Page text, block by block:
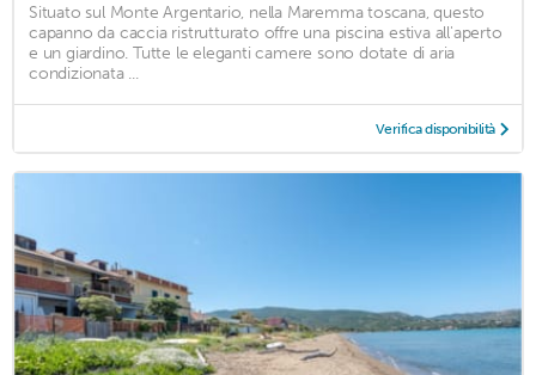
Situato sul Monte Argentario, nella Maremma toscana, questo
capanno da caccia ristrutturato offre una piscina estiva all'aperto
e un giardino. Tutte le eleganti camere sono dotate di aria
condizionata ...
Verifica disponibilità